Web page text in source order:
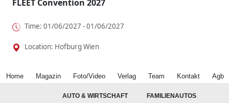
FLEET Convention 2027
Time: 01/06/2027 - 01/06/2027
Location: Hofburg Wien
Home Magazin Foto/Video Verlag Team Kontakt Agb
AUTO & WIRTSCHAFT FAMILIENAUTOS